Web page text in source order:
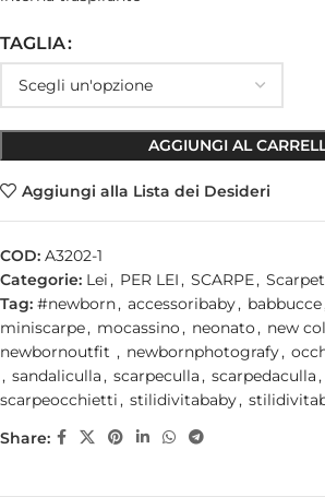
TAGLIA
AGGIUNGI AL
Aggiungi alla Lista dei Desideri
COD: A3202-1
Categorie: Lei, PER LEI, SCARPE,
Tag: #newborn, accessoribaby, babbucce
miniscarpe, mocassino, neonato, new
newbornoutfit , newbornphotografy,
, sandaliculla, scarpeculla, scarpedaculla,
scarpeocchietti, stilidivitababy,
Share: